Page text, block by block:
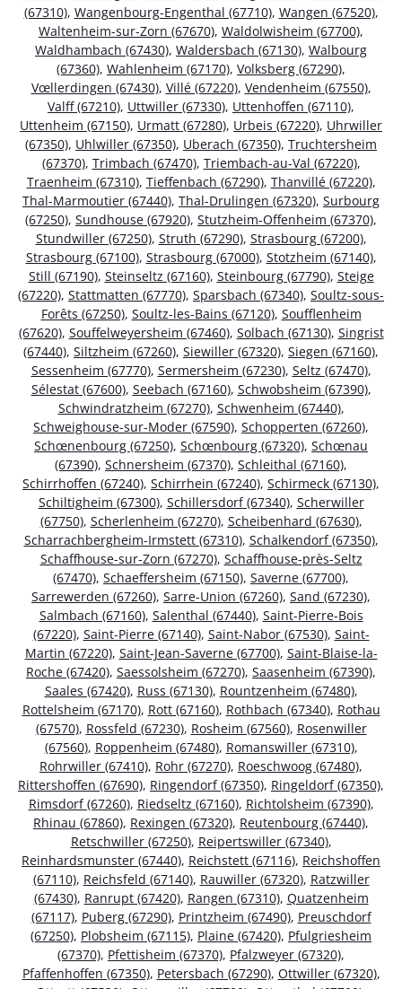
(67310), Wangenbourg-Engenthal (67710), Wangen (67520),
Waltenheim-sur-Zorn (67670), Waldolwisheim (67700),
Waldhambach (67430), Waldersbach (67130), Walbourg
(67360), Wahlenheim (67170), Volksberg (67290),
Vœllerdingen (67430), Villé (67220), Vendenheim (67550),
Valff (67210), Uttwiller (67330), Uttenhoffen (67110),
Uttenheim (67150), Urmatt (67280), Urbeis (67220), Uhrwiller
(67350), Uhlwiller (67350), Uberach (67350), Truchtersheim
(67370), Trimbach (67470), Triembach-au-Val (67220),
Traenheim (67310), Tieffenbach (67290), Thanvillé (67220),
Thal-Marmoutier (67440), Thal-Drulingen (67320), Surbourg
(67250), Sundhouse (67920), Stutzheim-Offenheim (67370),
Stundwiller (67250), Struth (67290), Strasbourg (67200),
Strasbourg (67100), Strasbourg (67000), Stotzheim (67140),
Still (67190), Steinseltz (67160), Steinbourg (67790), Steige
(67220), Stattmatten (67770), Sparsbach (67340), Soultz-sous-
Forêts (67250), Soultz-les-Bains (67120), Soufflenheim
(67620), Souffelweyersheim (67460), Solbach (67130), Singrist
(67440), Siltzheim (67260), Siewiller (67320), Siegen (67160),
Sessenheim (67770), Sermersheim (67230), Seltz (67470),
Sélestat (67600), Seebach (67160), Schwobsheim (67390),
Schwindratzheim (67270), Schwenheim (67440),
Schweighouse-sur-Moder (67590), Schopperten (67260),
Schœnenbourg (67250), Schœnbourg (67320), Schœnau
(67390), Schnersheim (67370), Schleithal (67160),
Schirrhoffen (67240), Schirrhein (67240), Schirmeck (67130),
Schiltigheim (67300), Schillersdorf (67340), Scherwiller
(67750), Scherlenheim (67270), Scheibenhard (67630),
Scharrachbergheim-Irmstett (67310), Schalkendorf (67350),
Schaffhouse-sur-Zorn (67270), Schaffhouse-près-Seltz
(67470), Schaeffersheim (67150), Saverne (67700),
Sarrewerden (67260), Sarre-Union (67260), Sand (67230),
Salmbach (67160), Salenthal (67440), Saint-Pierre-Bois
(67220), Saint-Pierre (67140), Saint-Nabor (67530), Saint-
Martin (67220), Saint-Jean-Saverne (67700), Saint-Blaise-la-
Roche (67420), Saessolsheim (67270), Saasenheim (67390),
Saales (67420), Russ (67130), Rountzenheim (67480),
Rottelsheim (67170), Rott (67160), Rothbach (67340), Rothau
(67570), Rossfeld (67230), Rosheim (67560), Rosenwiller
(67560), Roppenheim (67480), Romanswiller (67310),
Rohrwiller (67410), Rohr (67270), Roeschwoog (67480),
Rittershoffen (67690), Ringendorf (67350), Ringeldorf (67350),
Rimsdorf (67260), Riedseltz (67160), Richtolsheim (67390),
Rhinau (67860), Rexingen (67320), Reutenbourg (67440),
Retschwiller (67250), Reipertswiller (67340),
Reinhardsmunster (67440), Reichstett (67116), Reichshoffen
(67110), Reichsfeld (67140), Rauwiller (67320), Ratzwiller
(67430), Ranrupt (67420), Rangen (67310), Quatzenheim
(67117), Puberg (67290), Printzheim (67490), Preuschdorf
(67250), Plobsheim (67115), Plaine (67420), Pfulgriesheim
(67370), Pfettisheim (67370), Pfalzweyer (67320),
Pfaffenhoffen (67350), Petersbach (67290), Ottwiller (67320),